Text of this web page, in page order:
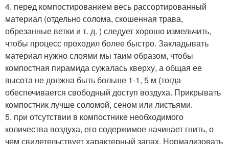
4. перед компостированием весь рассортированный
материал (отдельно солома, скошенная трава,
обрезанные ветки и т. д. ) следует хорошо измельчить,
чтобы процесс проходил более быстро. Закладывать
материал нужно слоями мы таим образом, чтобы
компостная пирамида сужалась кверху, а общая ее
высота не должна быть больше 1-1, 5 м (тогда
обеспечивается свободный доступ воздуха. Прикрывать
компостник лучше соломой, сеном или листьями.
5. при отсутствии в компостнике необходимого
количества воздуха, его содержимое начинает гнить, о
чем свидетельствует характерный запах. Нормализовать